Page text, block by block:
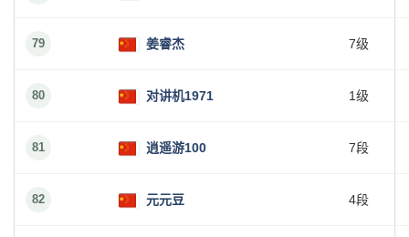
79 姜睿杰 7级
80 对讲机1971 1级
81 逍遥游100 7段
82 元元豆 4段